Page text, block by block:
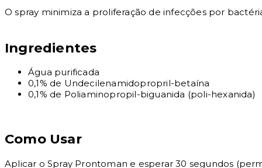
O spray minimiza a proliferação de infecções por
Ingredientes
Água purificada
0,1% de Undecilenamidopropril-betaína
0,1% de Poliaminopropil-biguanida (poli-hexanida)
Como Usar
Aplicar o Spray Prontoman e esperar 30 segundos